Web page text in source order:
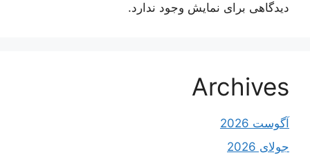
دیدگاهی برای نمایش وجود ندارد.
Archives
آگوست 2026
جولای 2026